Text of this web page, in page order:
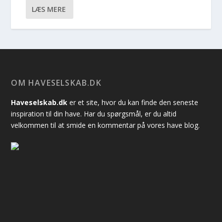
LÆS MERE
OM HAVESELSKAB.DK
Haveselskab.dk er et site, hvor du kan finde den seneste
inspiration til din have. Har du spørgsmål, er du altid
velkommen til at smide en kommentar på vores have blog.